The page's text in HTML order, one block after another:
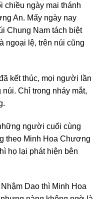
chiều ngày mai thánh
An. Mấy ngày nay
Chung Nam tách biệt
ngoại lệ, trên núi cũng
kết thúc, mọi người lần
Chỉ trong nháy mắt,
người cuối cùng
theo Minh Hoa Chương
họ lại phát hiện bên
Dao thì Minh Hoa